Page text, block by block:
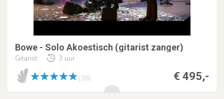
Bowe - Solo Akoestisch (gitarist zanger)
Gitarist 3 uur
€ 495,-
(38)